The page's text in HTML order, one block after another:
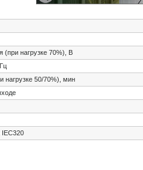
(при нагрузке 70%), В
нагрузке 50/70%), мин
IEC320